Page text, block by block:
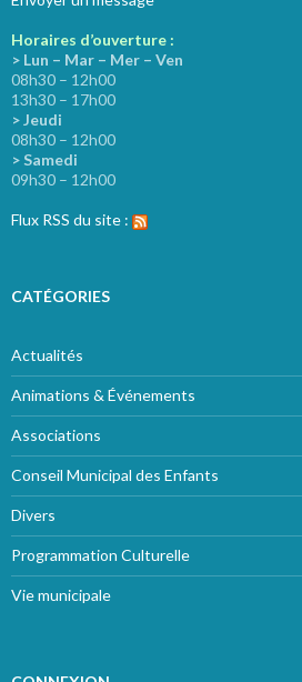
Horaires d’ouverture :
> Lun – Mar – Mer – Ven
08h30 – 12h00
13h30 – 17h00
> Jeudi
08h30 – 12h00
> Samedi
09h30 – 12h00
Flux RSS du site :
CATÉGORIES
Actualités
Animations & Événements
Associations
Conseil Municipal des Enfants
Divers
Programmation Culturelle
Vie municipale